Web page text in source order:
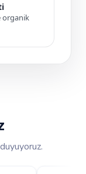
organik